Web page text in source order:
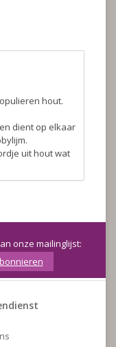
hout.
dient op elkaar
uit hout wat
onze mailinglijst: